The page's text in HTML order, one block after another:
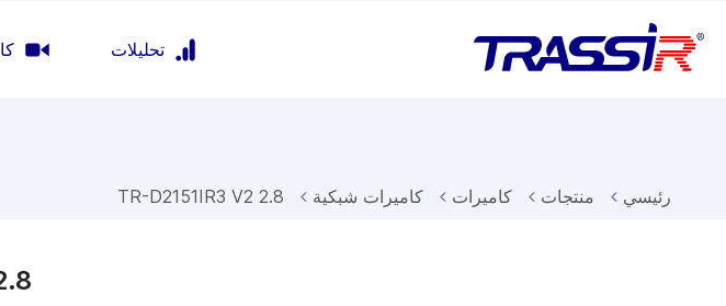
تحليلات
رئيسي منتجات كاميرات كاميرات شبكية TR-D2151IR3 V2 2.8